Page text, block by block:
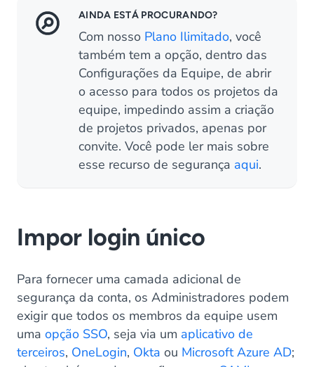
AINDA ESTÁ PROCURANDO?
Com nosso Plano Ilimitado, você
também tem a opção, dentro das
Configurações da Equipe, de abrir
o acesso para todos os projetos da
equipe, impedindo assim a criação
de projetos privados, apenas por
convite. Você pode ler mais sobre
esse recurso de segurança aqui.
Impor login único
Para fornecer uma camada adicional de
segurança da conta, os Administradores podem
exigir que todos os membros da equipe usem
uma opção SSO, seja via um aplicativo de
terceiros, OneLogin, Okta ou Microsoft Azure AD;